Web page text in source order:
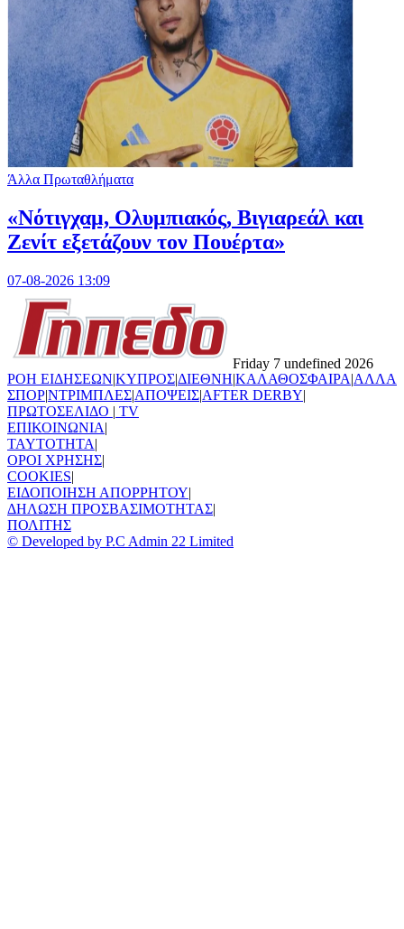
Άλλα Πρωταθλήματα
«Νότιγχαμ, Ολυμπιακός, Βιγιαρεάλ και
Ζενίτ εξετάζουν τον Πουέρτα»
07-08-2026 13:09
Friday 7 undefined 2026
ΡΟΗ ΕΙΔΗΣΕΩΝ|ΚΥΠΡΟΣ|ΔΙΕΘΝΗ|ΚΑΛΑΘΟΣΦΑΙΡΑ|ΑΛΛΑ
ΣΠΟΡ|ΝΤΡΙΜΠΛΕΣ|ΑΠΟΨΕΙΣ|AFTER DERBY|
ΠΡΩΤΟΣΕΛΙΔΟ | TV
ΕΠΙΚΟΙΝΩΝΙΑ|
TAYTOTHTA|
ΟΡΟΙ ΧΡΗΣΗΣ|
COOKIES|
ΕΙΔΟΠΟΙΗΣΗ ΑΠΟΡΡΗΤΟΥ|
ΔΗΛΩΣΗ ΠΡΟΣΒΑΣΙΜΟΤΗΤΑΣ|
ΠΟΛΙΤΗΣ
© Developed by P.C Admin 22 Limited